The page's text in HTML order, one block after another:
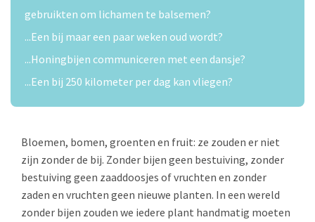
gebruikten om lichamen te balsemen?
...Een bij maar een paar weken oud wordt?
...Honingbijen communiceren met een dansje?
...Een bij 250 kilometer per dag kan vliegen?
Bloemen, bomen, groenten en fruit: ze zouden er niet
zijn zonder de bij. Zonder bijen geen bestuiving, zonder
bestuiving geen zaaddoosjes of vruchten en zonder
zaden en vruchten geen nieuwe planten. In een wereld
zonder bijen zouden we iedere plant handmatig moeten